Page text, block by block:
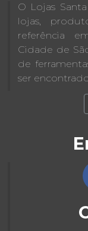
O Lojas
lojas,
referência
Cidade de
de
ser